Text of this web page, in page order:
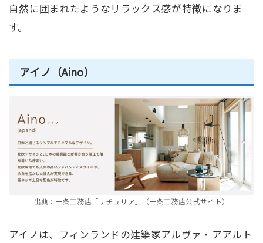
自然に囲まれたようなリラックス感が特徴になりま
す。
アイノ（Aino）
出典：一条工務店「ナチュリア」（一条工務店公式サイト）
アイノは、フィンランドの建築家アルヴァ・アアルト